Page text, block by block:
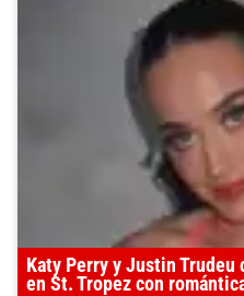
Katy Perry y Justin Trudeu
en St. Tropez con